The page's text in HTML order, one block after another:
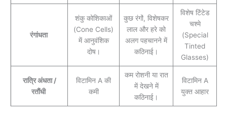
रंगांधता
शंकु कोशिकाओं
(Cone Cells)
में आनुवंशिक
दोष।
कुछ रंगों, विशेषकर
लाल और हरे को
अलग पहचानने में
कठिनाई।
विशेष टिंटेड
चश्मे
(Special
Tinted
Glasses)
रात्रि अंधता /
रतौंधी
विटामिन A की
कमी
कम रोशनी या रात
में देखने में
कठिनाई।
विटामिन A
युक्त आहार